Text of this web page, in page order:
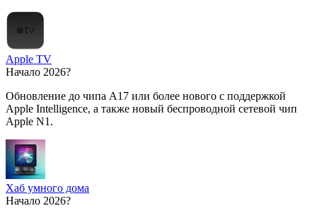
Apple TV
Начало 2026?
Обновление до чипа A17 или более нового с поддержкой
Apple Intelligence, а также новый беспроводной сетевой чип
Apple N1.
Хаб умного дома
Начало 2026?